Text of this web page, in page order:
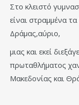
Στο κλειστό
είναι στραμμένα
Δράμας,αύριο,
μιας και εκεί
πρωταθλήματος
Μακεδονίας και